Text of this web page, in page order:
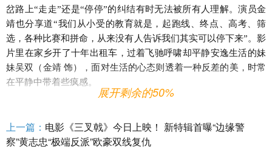
岔路上“走走”还是“停停”的纠结有时无法被所有人理解。演员金
靖也分享道“我们从小受的教育就是，起跑线、终点、高考、筛
选，各种比赛和拼命，从来没有人告诉我们其实可以停下来”。影
片里在家乡开了十年出租车，过着飞驰呼啸却平静安逸生活的妹
妹吴双（金靖 饰），面对生活的心态则透着一种反差的美，时常
在平静中带着些疯感。
在人生的道路上，可能走着走着需要停下来，回头去审视一下”，
而影片中的妈妈也正是用这种不急不躁的优雅心态，让处在人生
展开剩余的50%
上一篇： 电影《三叉戟》今日上映！ 新特辑首曝“边缘警
察”黄志忠“极端反派”欧豪双线复仇